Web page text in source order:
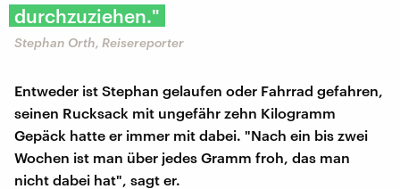
durchzuziehen."
Stephan Orth, Reisereporter
Entweder ist Stephan gelaufen oder Fahrrad gefahren,
seinen Rucksack mit ungefähr zehn Kilogramm
Gepäck hatte er immer mit dabei. "Nach ein bis zwei
Wochen ist man über jedes Gramm froh, das man
nicht dabei hat", sagt er.